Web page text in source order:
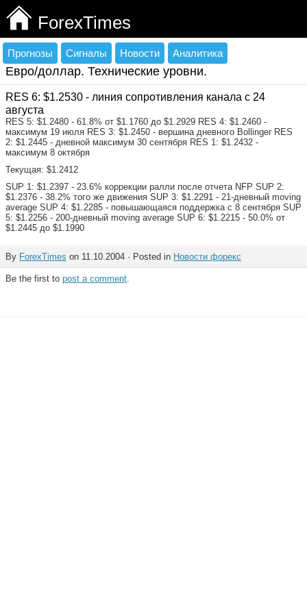
ForexTimes
Прогнозы Сигналы Новости Аналитика
Евро/доллар. Технические уровни.
RES 6: $1.2530 - линия сопротивления канала с 24
августа
RES 5: $1.2480 - 61.8% от $1.1760 до $1.2929 RES 4: $1.2460 -
максимум 19 июля RES 3: $1.2450 - вершина дневного Bollinger RES
2: $1.2445 - дневной максимум 30 сентября RES 1: $1.2432 -
максимум 8 октября
Текущая: $1.2412
SUP 1: $1.2397 - 23.6% коррекции ралли после отчета NFP SUP 2:
$1.2376 - 38.2% того же движения SUP 3: $1.2291 - 21-дневный moving
average SUP 4: $1.2285 - повышающаяся поддержка с 8 сентября SUP
5: $1.2256 - 200-дневный moving average SUP 6: $1.2215 - 50.0% от
$1.2445 до $1.1990
By ForexTimes on 11.10.2004 · Posted in Новости форекс
Be the first to post a comment.